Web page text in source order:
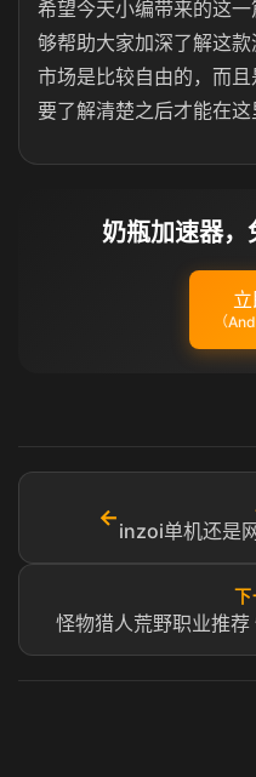
希望今天小编带来的这
够帮助大家加深了解这
市场是比较自由的，而
要了解清楚之后才能在这
奶瓶加速器，
（
←
inzoi单机还是
下
怪物猎人荒野职业推